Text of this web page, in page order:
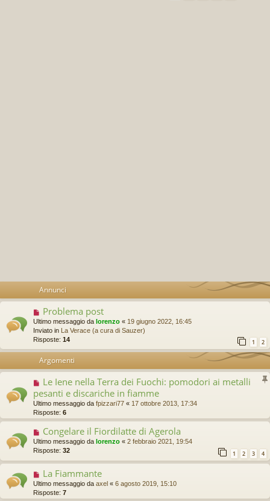
Annunci
Problema post
Ultimo messaggio da lorenzo « 19 giugno 2022, 16:45
Inviato in La Verace (a cura di Sauzer)
Risposte: 14 1 2
Argomenti
Le Iene nella Terra dei Fuochi: pomodori ai metalli
pesanti e discariche in fiamme
Ultimo messaggio da fpizzari77 « 17 ottobre 2013, 17:34
Risposte: 6
Congelare il Fiordilatte di Agerola
Ultimo messaggio da lorenzo « 2 febbraio 2021, 19:54
Risposte: 32 1 2 3 4
La Fiammante
Ultimo messaggio da axel « 6 agosto 2019, 15:10
Risposte: 7